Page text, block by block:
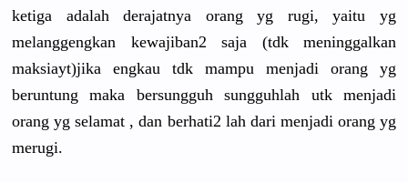
ketiga adalah derajatnya orang yg rugi, yaitu yg
melanggengkan kewajiban2 saja (tdk meninggalkan
maksiayt)jika engkau tdk mampu menjadi orang yg
beruntung maka bersungguh sungguhlah utk menjadi
orang yg selamat , dan berhati2 lah dari menjadi orang yg
merugi.